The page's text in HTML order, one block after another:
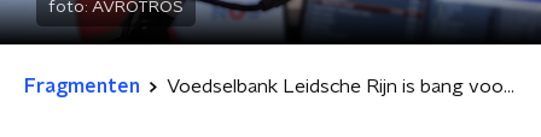
foto: AVROTROS
Fragmenten Voedselbank Leidsche Rijn is bang voor nieuwe toestroom door lockdown